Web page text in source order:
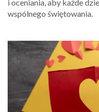
i oceniania, aby każde
wspólnego świętowania.